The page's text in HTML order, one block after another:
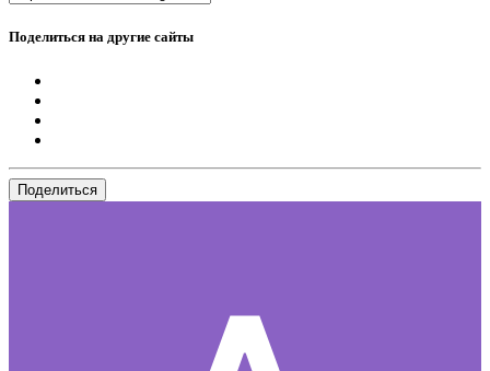
Поделиться на другие сайты
Поделиться